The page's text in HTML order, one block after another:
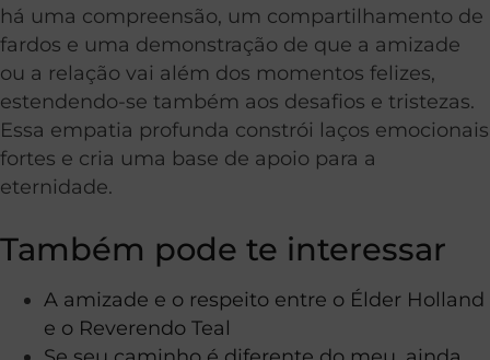
há uma compreensão, um compartilhamento de
fardos e uma demonstração de que a amizade
ou a relação vai além dos momentos felizes,
estendendo-se também aos desafios e tristezas.
Essa empatia profunda constrói laços emocionais
fortes e cria uma base de apoio para a
eternidade.
Também pode te interessar
A amizade e o respeito entre o Élder Holland
e o Reverendo Teal